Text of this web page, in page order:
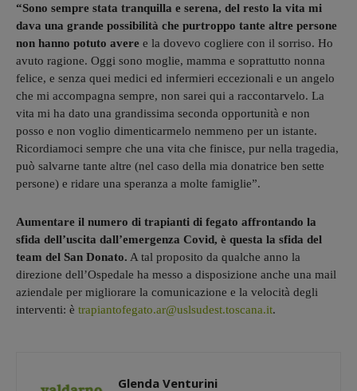
“Sono sempre stata tranquilla e serena, del resto la vita mi
dava una grande possibilità che purtroppo tante altre persone
non hanno potuto avere e la dovevo cogliere con il sorriso. Ho
avuto ragione. Oggi sono moglie, mamma e soprattutto nonna
felice, e senza quei medici ed infermieri eccezionali e un angelo
che mi accompagna sempre, non sarei qui a raccontarvelo. La
vita mi ha dato una grandissima seconda opportunità e non
posso e non voglio dimenticarmelo nemmeno per un istante.
Ricordiamoci sempre che una vita che finisce, pur nella tragedia,
può salvarne tante altre (nel caso della mia donatrice ben sette
persone) e ridare una speranza a molte famiglie”.
Aumentare il numero di trapianti di fegato affrontando la
sfida dell’uscita dall’emergenza Covid, è questa la sfida del
team del San Donato. A tal proposito da qualche anno la
direzione dell’Ospedale ha messo a disposizione anche una mail
aziendale per migliorare la comunicazione e la velocità degli
interventi: è trapiantofegato.ar@uslsudest.toscana.it.
Glenda Venturini